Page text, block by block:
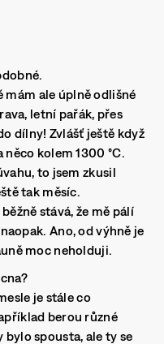
mám ale úplně odlišné
letní pařák, přes
dílny! Zvlášť ještě když
kolem 1300 °C.
to jsem zkusil
tak měsíc.
stává, že mě pálí
Ano, od výhně je
moc neholduji.
je stále co
berou různé
spousta, ale ty se